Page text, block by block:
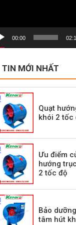
00:00
TIN MỚI NHẤT
Quạt
khói 2 tốc
Ưu điểm
hướng
2 tốc độ
Bảo
tâm hút